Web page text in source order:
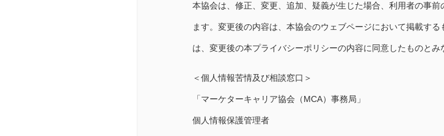
本協会は、修正、変更、追加、疑義が生じた場合、利用者の事
ます。変更後の内容は、本協会のウェブページにおいて掲載す
は、変更後の本プライバシーポリシーの内容に同意したものとみ
＜個人情報苦情及び相談窓口＞
「マーケターキャリア協会（MCA）事務局」
個人情報保護管理者